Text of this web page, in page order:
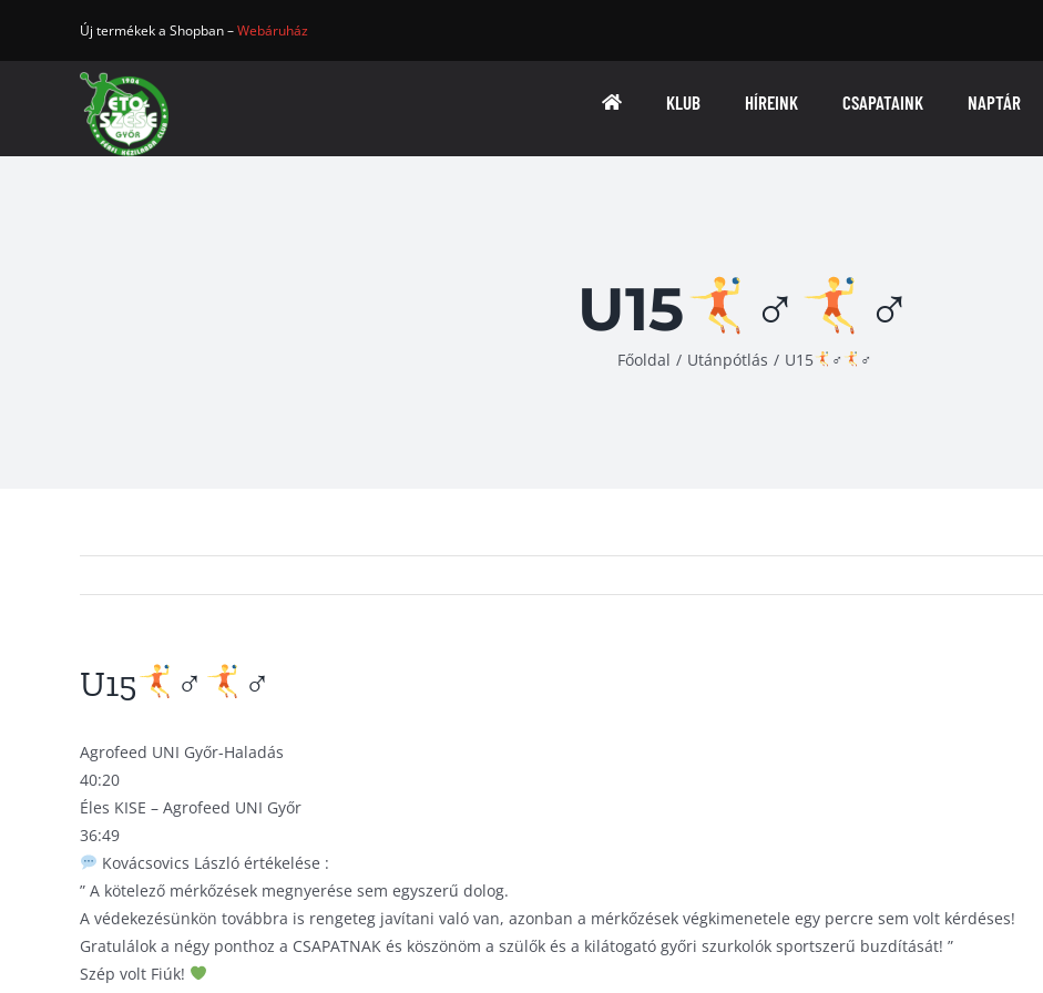
Új termékek a Shopban –Webáruház
KLUB HÍREINK CSAPATAINK NAPTÁR
U15 ‍♂ ‍♂
Főoldal / Utánpótlás / U15 ‍♂ ‍♂
U15 ‍♂ ‍♂
Agrofeed UNI Győr-Haladás
40:20
Éles KISE – Agrofeed UNI Győr
36:49
Kovácsovics László értékelése :
” A kötelező mérkőzések megnyerése sem egyszerű dolog.
A védekezésünkön továbbra is rengeteg javítani való van, azonban a mérkőzések végkimenetele egy percre sem volt kérdéses!
Gratulálok a négy ponthoz a CSAPATNAK és köszönöm a szülők és a kilátogató győri szurkolók sportszerű buzdítását! ”
Szép volt Fiúk!